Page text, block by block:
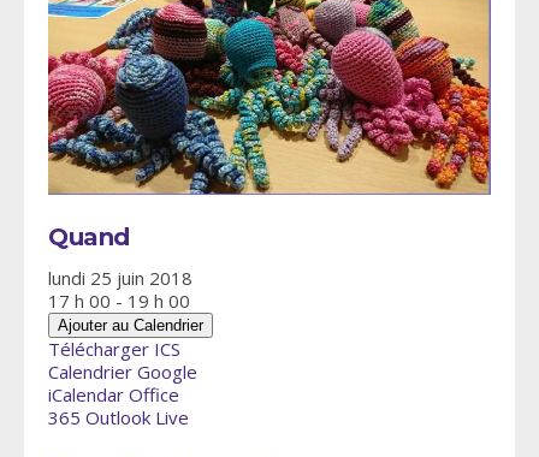
Quand
lundi 25 juin 2018
17 h 00 - 19 h 00
Ajouter au Calendrier
Télécharger ICS
Calendrier Google
iCalendar Office
365 Outlook Live